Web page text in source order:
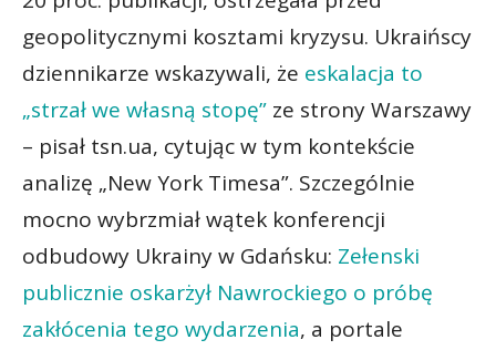
geopolitycznymi kosztami kryzysu. Ukraińscy
dziennikarze wskazywali, że eskalacja to
„strzał we własną stopę” ze strony Warszawy
– pisał tsn.ua, cytując w tym kontekście
analizę „New York Timesa”. Szczególnie
mocno wybrzmiał wątek konferencji
odbudowy Ukrainy w Gdańsku: Zełenski
publicznie oskarżył Nawrockiego o próbę
zakłócenia tego wydarzenia, a portale